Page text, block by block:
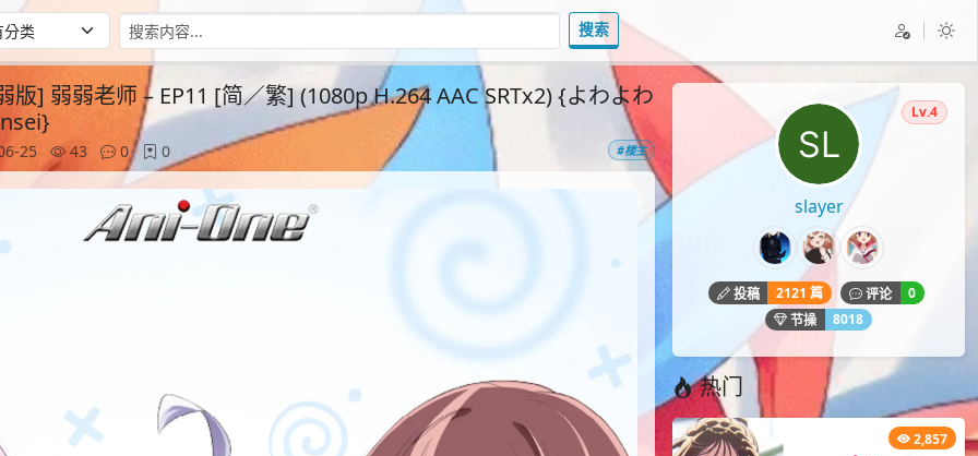
搜索
] 弱弱老师 – EP11 [简／繁] (1080p H.264 AAC SRTx2) {よわよわ
25 43 0 0 #楼主
slayer
Lv.4
投稿 2121 篇 评论
0
节操
8018
热门
2,857